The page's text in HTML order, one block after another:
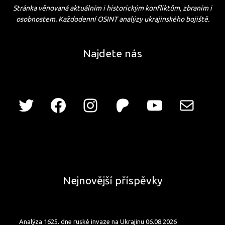
Stránka věnovaná aktuálním i historickým konfliktům, zbraním i
osobnostem. Každodenní OSINT analýzy ukrajinského bojiště.
Najdete nás
Nejnovější příspěvky
Analýza 1625. dne ruské invaze na Ukrajinu 06.08.2026